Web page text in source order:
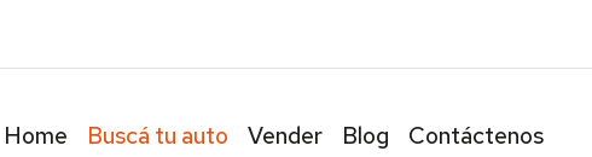
1136031799
Home Buscá tu auto Vender Blog Contáctenos